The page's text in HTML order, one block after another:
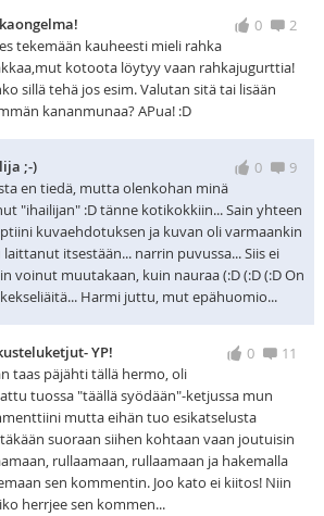
0 2
tekemään kauheesti mieli rahka
kotoota löytyy vaan rahkajugurttia!
sillä tehä jos esim. Valutan sitä tai lisään
kananmunaa? APua! :D
0 9
;-)
en tiedä, mutta olenkohan minä
"ihailijan" :D tänne kotikokkiin... Sain yhteen
kuvaehdotuksen ja kuvan oli varmaankin
laittanut itsestään... narrin puvussa... Siis ei
voinut muutakaan, kuin nauraa (:D (:D (:D On
Harmi juttu, mut epähuomio...
0 11
YP!
taas päjähti tällä hermo, oli
tuossa "täällä syödään"-ketjussa mun
mutta eihän tuo esikatselusta
suoraan siihen kohtaan vaan joutuisin
rullaamaan, rullaamaan ja hakemalla
sen kommentin. Joo kato ei kiitos! Niin
herrjee sen kommen...